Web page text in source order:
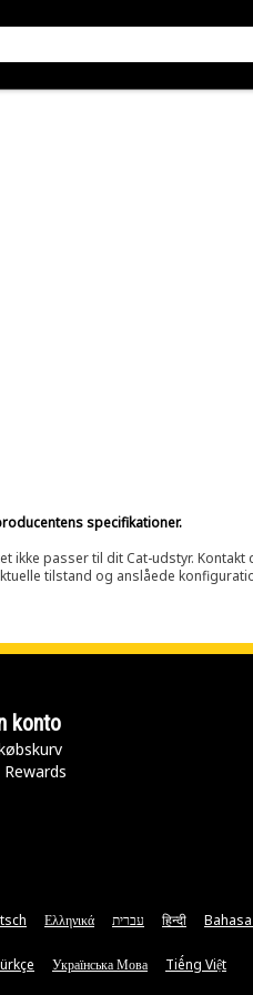
specifikationer.
passer til dit Cat-udstyr. Kontakt
tilstand og anslåede
konto
Ελληνικά עברית हिन्दी
Українська Мова Tiếng Việt